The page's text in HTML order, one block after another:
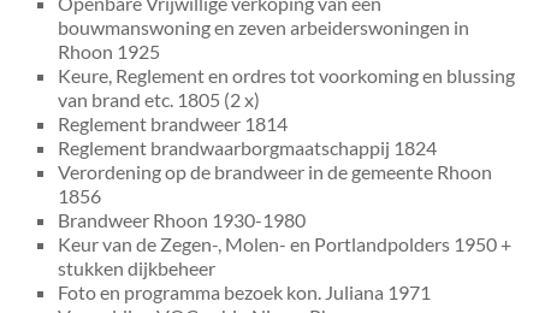
bouwmanswoning en zeven arbeiderswoningen in
Rhoon 1925
Keure, Reglement en ordres tot voorkoming en blussing
van brand etc. 1805 (2 x)
Reglement brandweer 1814
Reglement brandwaarborgmaatschappij 1824
Verordening op de brandweer in de gemeente Rhoon
1856
Brandweer Rhoon 1930-1980
Keur van de Zegen-, Molen- en Portlandpolders 1950 +
stukken dijkbeheer
Foto en programma bezoek kon. Juliana 1971